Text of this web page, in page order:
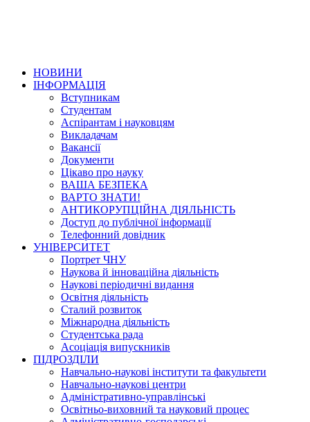
НОВИНИ
ІНФОРМАЦІЯ
Вступникам
Студентам
Аспірантам і науковцям
Викладачам
Вакансії
Документи
Цікаво про науку
ВАША БЕЗПЕКА
ВАРТО ЗНАТИ!
АНТИКОРУПЦІЙНА ДІЯЛЬНІСТЬ
Доступ до публічної інформації
Телефонний довідник
УНІВЕРСИТЕТ
Портрет ЧНУ
Наукова й інноваційна діяльність
Наукові періодичні видання
Освітня діяльність
Сталий розвиток
Міжнародна діяльність
Студентська рада
Асоціація випускників
ПІДРОЗДІЛИ
Навчально-наукові інститути та факультети
Навчально-наукові центри
Адміністративно-управлінські
Освітньо-виховний та науковий процес